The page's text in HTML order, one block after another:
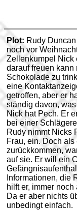
Plot: Rudy
noch vor
Zellenkumpel Nick
darauf freuen
Schokolade zu
eine
getroffen, aber er
ständig davon,
Nick hat Pech. Er
bei einer
Rudy nimmt Nicks
Frau, ein. Doch
zurückkommen,
auf sie. Er will ein
Informationen, die
hilft er, immer
Da er aber nichts
unbedingt einfach.